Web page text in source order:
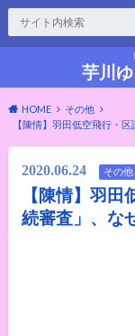
芋川
HOME
その他
【陳情】羽田低空飛行・
2020.06.24 その他
【陳情】羽
続審査」、な